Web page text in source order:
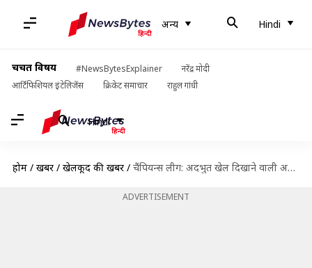
अन्य Hindi
चर्चित विषय #NewsBytesExplainer
नरेंद्र मोदी
आर्टिफिशियल इंटेलिजेंस
क्रिकेट समाचार राहुल गांधी
Hindi
होम / खबरें / खेलकूद की खबरें / चैंपियन्स लीग: अदभुत खेल दिखाने वाली अयैक्स ने किया डिफेंडिंग चैंपियन रियल मैड्रिड को नॉकआउट
ADVERTISEMENT